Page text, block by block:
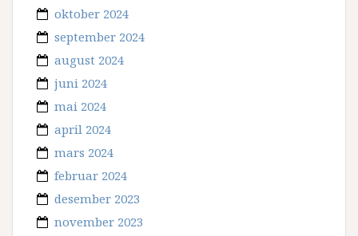
oktober 2024
september 2024
august 2024
juni 2024
mai 2024
april 2024
mars 2024
februar 2024
desember 2023
november 2023